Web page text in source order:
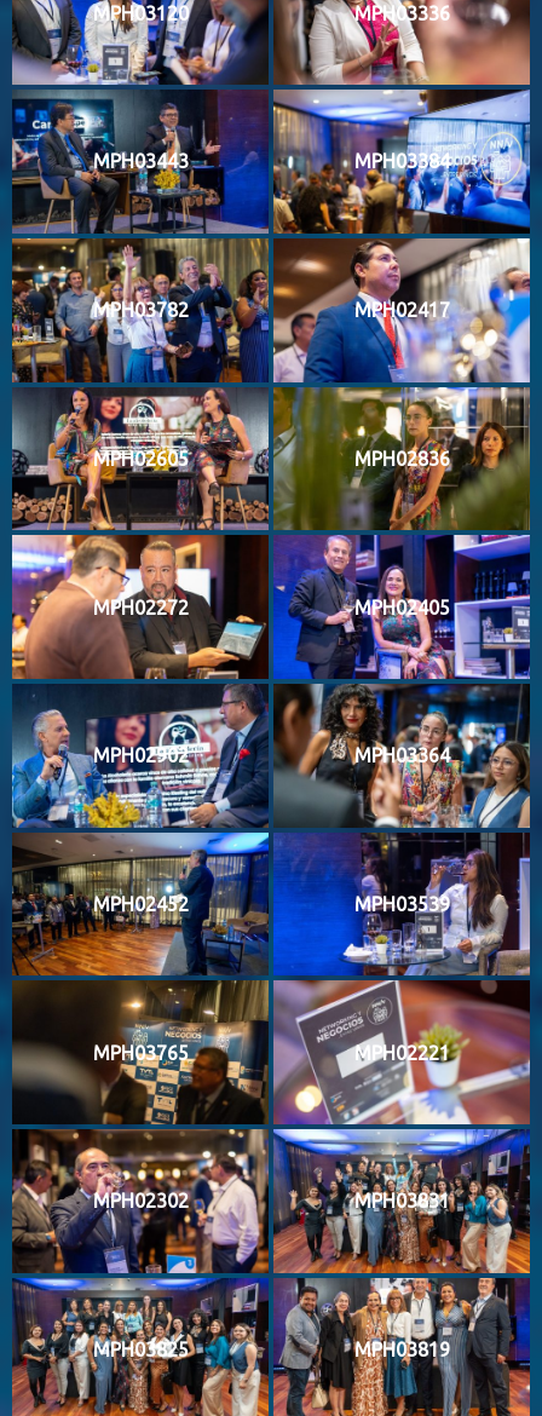
MPH03120 MPH03336
MPH03443 MPH03384
MPH03782 MPH02417
MPH02605 MPH02836
MPH02272 MPH02405
MPH02902 MPH03364
MPH02452 MPH03539
MPH03765 MPH02221
MPH02302 MPH03831
MPH03825 MPH03819